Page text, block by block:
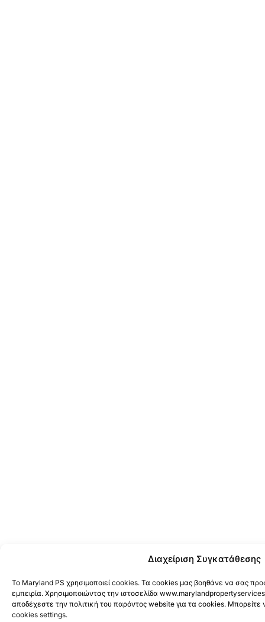
Διαχείριση Συγκατάθεσης
Το Maryland PS χρησιμοποιεί cookies. Τα cookies μας βοηθάνε να σας
εμπειρία. Χρησιμοποιώντας την ιστοσελίδα
αποδέχεστε την πολιτική του παρόντος website για τα cookies. Μπορείτε
cookies settings.